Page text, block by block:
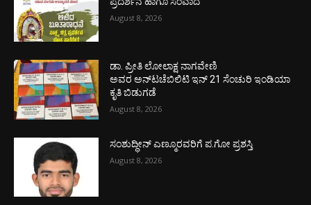
August 8, 2026
ಡಾ. ಪ್ರೀತಿ ಲೋಲಾಕ್ಷ ನಾಗವೇಣಿ
ಅವರ ಅನ್‌ಟಚೆಬಿಲಿಟಿ ಇನ್ 21 ಸೆಂಚುರಿ ಇಂಡಿಯಾ
ಕೃತಿ ಬಿಡುಗಡೆ
August 8, 2026
ಸಂಶುದ್ಧೀನ್ ಎಣ್ಮೂರವರಿಗೆ ಪ.ಗೋ ಪ್ರಶಸ್ತಿ
August 8, 2026